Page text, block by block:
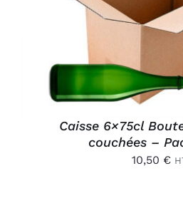
AJOUTER AU
Caisse 6×75cl
couchées –
10,50 €